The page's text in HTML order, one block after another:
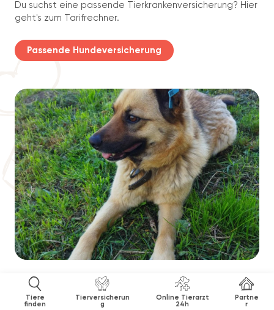
Tiere
finden
Tierversicherun
g
Online Tierarzt
24h
Partne
r
Du suchst eine passende Tierkrankenversicherung? Hier
geht's zum Tarifrechner.
Passende Hundeversicherung